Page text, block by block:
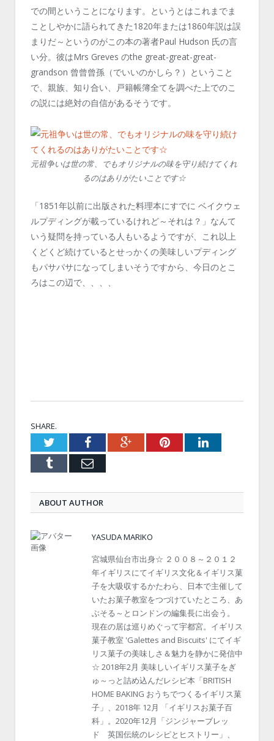
での間ということになります。というとはこれまでま
ことしやかに語られてきた1820年または1860年説は誤
まりだ～というのがこの本の著者Paul Hudson 氏の言
い分。彼はMrs Greves のthe great-great-great-
grandson 曾曾曾孫（でいいのかしら？）ということ
で、親族、知り合い、戸籍帳簿全てを調べた上でのこ
の説には絶対の自信があるそうです。
元祖争いは世の常、でもオリジナルの味を守り続けてくれ
るのはありがたいことです☆
「1851年以前に出版された料理本にすでに ベイクウェ
ルプディングが載っているけれど～それは？」なんて
いう疑問を持っている人もいるようですが、これ以上
くどくど続けているとせっかくの美味しいプディング
もパサパサになってしまいそうですから、今日のとこ
ろはこの辺で、、、、
SHARE.
TwitterFacebookGoogle+PinterestLinkedIn
Tumblr Email
ABOUT AUTHOR
YASUDA MARIKO
宮城県仙台市出身☆ ２００８～２０１２
年イギリスにてイギリス文化＆イギリス菓
子を大吸収するかたわら、日本で主催して
いたお菓子教室をつづけていたところ、あ
ぶそる～とロンドンの編集長に出会う。
現在の居は巡りめぐって宇都宮。イギリス
菓子教室 'Galettes and Biscuits' にてイギ
リス菓子の美味しさ＆魅力を静かに発信中
☆ 2018年2月 美味しいイギリス菓子をぎ
ゅ～っと詰め込んだレシピ本「BRITISH
HOME BAKING おうちでつくるイギリス菓
子」、2018年 12月 「イギリスお菓子百
科」。2020年12月「ジンジャーブレッ
ド 英国伝統のレシピとヒストリー」、